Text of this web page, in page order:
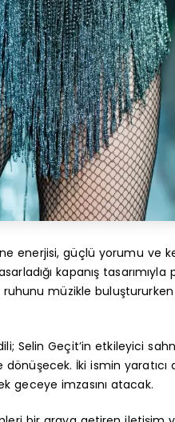
enerjisi, güçlü yorumu ve
kapanış
ruhunu müzikle
Selin Geçit’in etkileyici
İki ismin yaratıcı
geceye imzasını atacak.